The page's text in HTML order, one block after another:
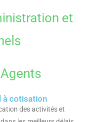
et
Agents
à cotisation
des activités et